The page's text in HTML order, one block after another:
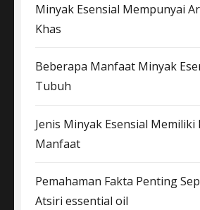
Minyak Esensial Mempunyai
Khas
Beberapa Manfaat Minyak
Tubuh
Jenis Minyak Esensial Memiliki
Manfaat
Pemahaman Fakta Penting
Atsiri essential oil